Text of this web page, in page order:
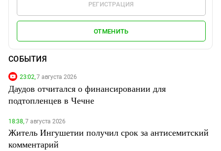
РЕГИСТРАЦИЯ
ОТМЕНИТЬ
СОБЫТИЯ
23:02,7 августа 2026
Даудов отчитался о финансировании для
подтопленцев в Чечне
18:38,7 августа 2026
Житель Ингушетии получил срок за антисемитский
комментарий